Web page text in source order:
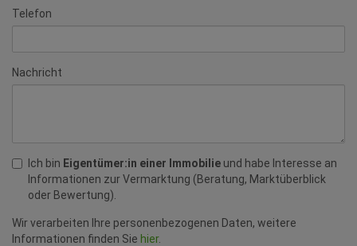
Telefon
Nachricht
Ich bin Eigentümer:in einer Immobilie und habe Interesse an
Informationen zur Vermarktung (Beratung, Marktüberblick
oder Bewertung).
Wir verarbeiten Ihre personenbezogenen Daten, weitere
Informationen finden Sie hier.